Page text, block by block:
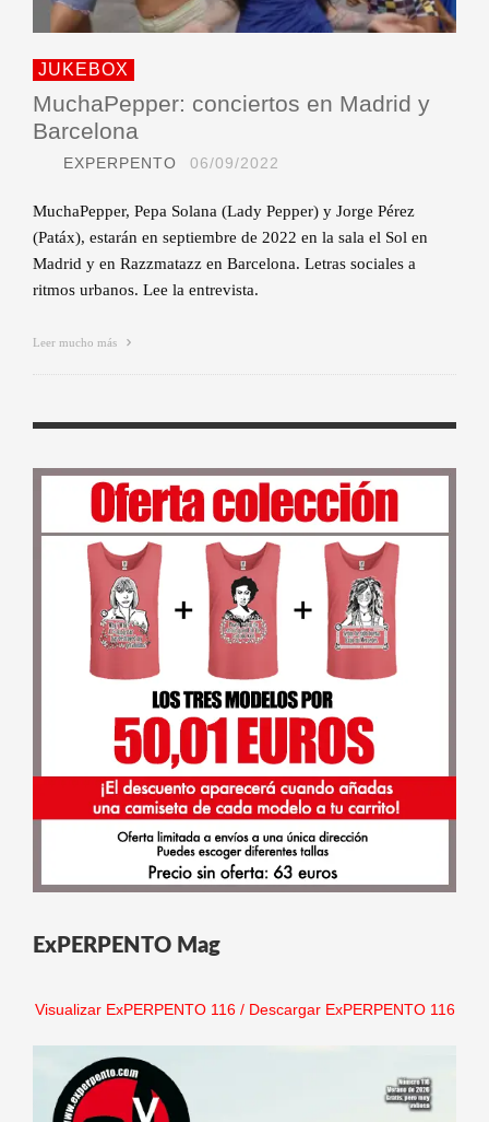
JUKEBOX
MuchaPepper: conciertos en Madrid y
Barcelona
EXPERPENTO 06/09/2022
MuchaPepper, Pepa Solana (Lady Pepper) y Jorge Pérez
(Patáx), estarán en septiembre de 2022 en la sala el Sol en
Madrid y en Razzmatazz en Barcelona. Letras sociales a
ritmos urbanos. Lee la entrevista.
Leer mucho más
ExPERPENTO Mag
Visualizar ExPERPENTO 116/ Descargar ExPERPENTO 116